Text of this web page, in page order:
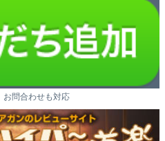
問合わせも対応